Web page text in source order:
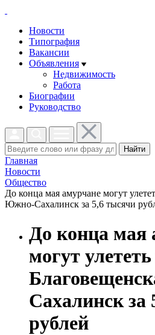
Новости
Типография
Вакансии
Объявления
Недвижимость
Работа
Биографии
Руководство
Найти
Главная
Новости
Общество
До конца мая амурчане могут
Южно-Сахалинск за 5,6 тысячи
До конца мая
могут улететь
Сахалинск за
рублей